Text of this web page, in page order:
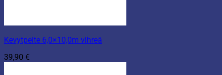
Kevytpeite 6,0×10,0m vihreä
39,90 €